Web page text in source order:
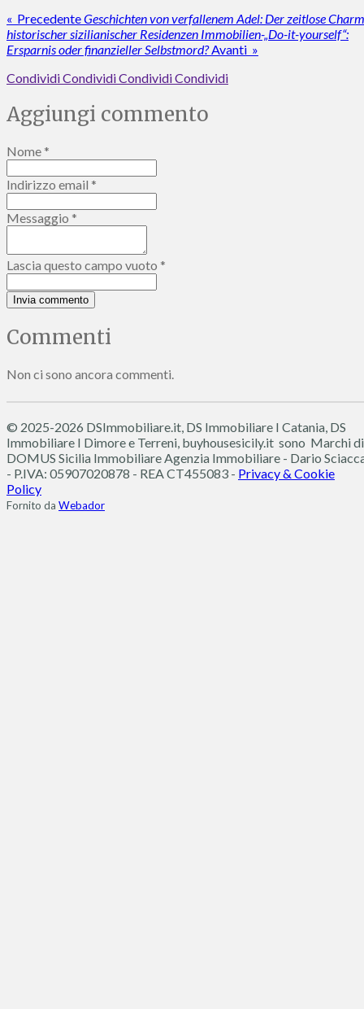
« PrecedenteGeschichten von verfallenem Adel: Der zeitlose
historischer sizilianischer Residenzen Immobilien-„Do-it-yourself“:
Ersparnis oder finanzieller Selbstmord?Avanti »
CondividiCondividiCondividiCondividi
Aggiungi commento
Nome *
Indirizzo email *
Messaggio *
Lascia questo campo vuoto *
Invia commento
Commenti
Non ci sono ancora commenti.
© 2025-2026 DSImmobiliare.it, DS Immobiliare I Catania, DS
Immobiliare I Dimore e Terreni, buyhousesicily.it sono Marchi di
DOMUS Sicilia ImmobiliareAgenzia Immobiliare - Dario
- P.IVA: 05907020878 - REA CT455083 - Privacy & Cookie
Policy
Fornito da Webador